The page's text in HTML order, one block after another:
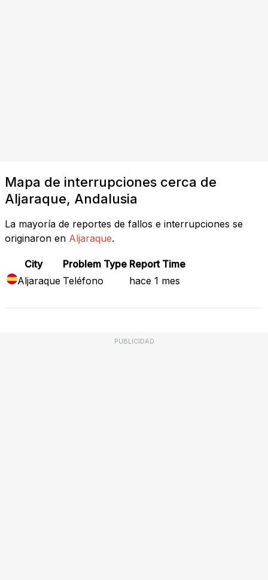
Mapa de interrupciones cerca de
Aljaraque, Andalusia
La mayoría de reportes de fallos e interrupciones se
originaron en Aljaraque.
City Problem Type Report Time
Aljaraque Teléfono hace 1 mes
PUBLICIDAD